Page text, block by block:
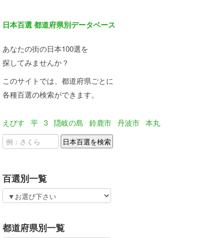
日本百選 都道府県別データベース
あなたの街の日本100選を
探してみませんか？
このサイトでは、都道府県ごとに
各種百選の検索ができます。
えびす 平 3 隠岐の島 鈴鹿市 丹波市 本丸
百選別一覧
都道府県別一覧